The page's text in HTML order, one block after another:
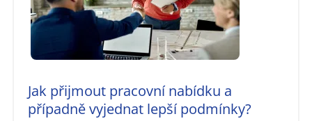
Jak přijmout pracovní nabídku a
případně vyjednat lepší podmínky?